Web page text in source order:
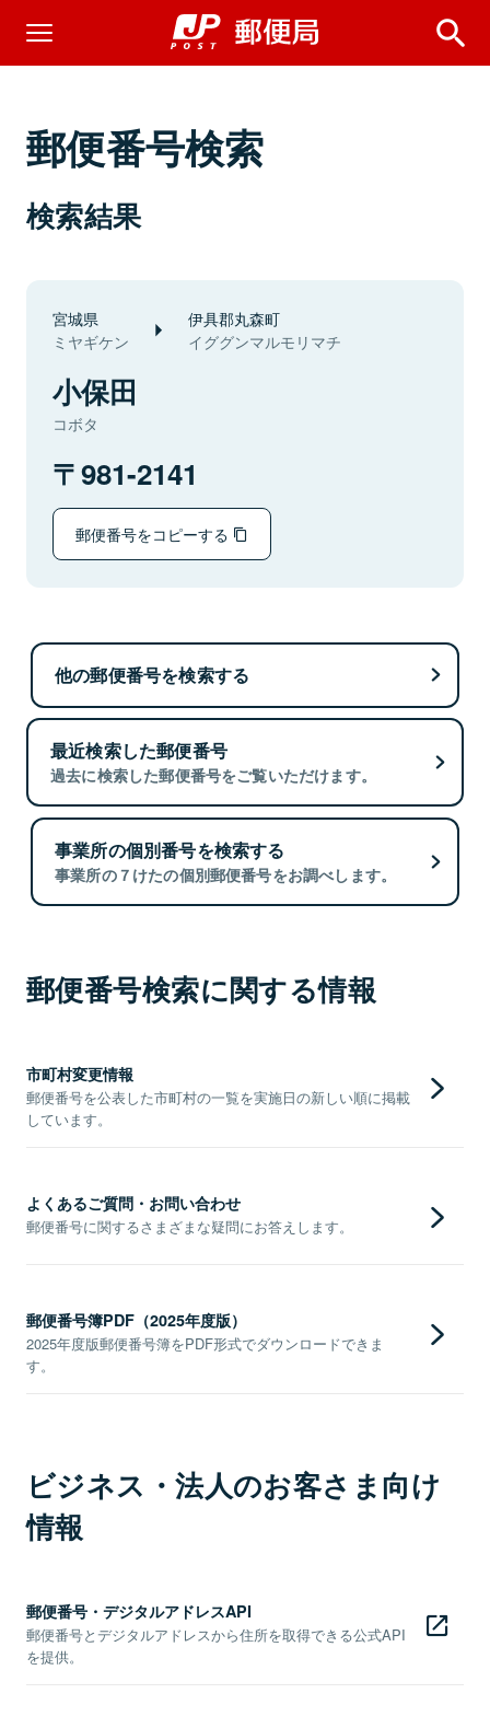
郵便番号検索
検索結果
宮城県
ミヤギケン
伊具郡丸森町
イググンマルモリマチ
小保田
コボタ
981-2141
郵便番号をコピーする
他の郵便番号を検索する
最近検索した郵便番号
過去に検索した郵便番号をご覧いただけます。
事業所の個別番号を検索する
事業所の７けたの個別郵便番号をお調べします。
郵便番号検索に関する情報
市町村変更情報
郵便番号を公表した市町村の一覧を実施日の新しい順に掲載
しています。
よくあるご質問・お問い合わせ
郵便番号に関するさまざまな疑問にお答えします。
郵便番号簿PDF（2025年度版）
2025年度版郵便番号簿をPDF形式でダウンロードできま
す。
ビジネス・法人のお客さま向け
情報
郵便番号・デジタルアドレスAPI
郵便番号とデジタルアドレスから住所を取得できる公式API
を提供。